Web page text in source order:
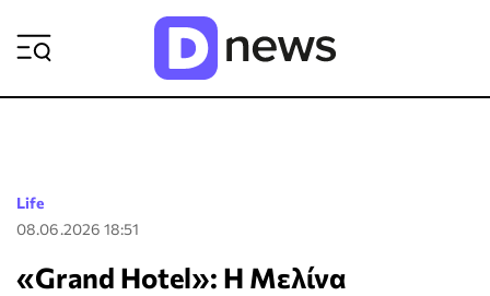
Life
08.06.2026 18:51
«Grand Hotel»: Η Μελίνα